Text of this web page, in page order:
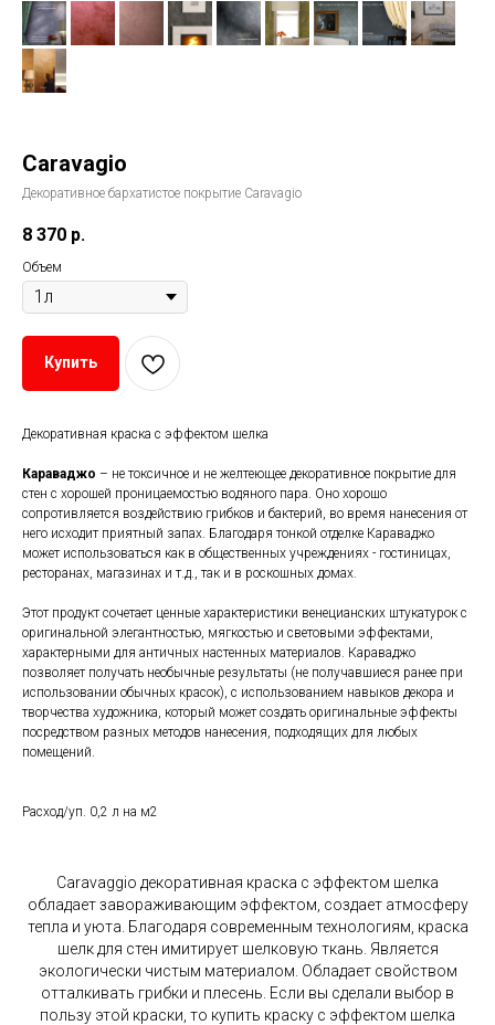
Caravagio
Декоративное бархатистое покрытие Caravagio
8 370 р.
Объем
Купить
Декоративная краска с эффектом шелка
Караваджо – не токсичное и не желтеющее декоративное покрытие для
стен с хорошей проницаемостью водяного пара. Оно хорошо
сопротивляется воздействию грибков и бактерий, во время нанесения от
него исходит приятный запах. Благодаря тонкой отделке Караваджо
может использоваться как в общественных учреждениях - гостиницах,
ресторанах, магазинах и т.д., так и в роскошных домах.
Этот продукт сочетает ценные характеристики венецианских штукатурок с
оригинальной элегантностью, мягкостью и световыми эффектами,
характерными для античных настенных материалов. Караваджо
позволяет получать необычные результаты (не получавшиеся ранее при
использовании обычных красок), с использованием навыков декора и
творчества художника, который может создать оригинальные эффекты
посредством разных методов нанесения, подходящих для любых
помещений.
Расход/уп. 0,2 л на м2
Caravaggio декоративная краска с эффектом шелка
обладает завораживающим эффектом, создает атмосферу
тепла и уюта. Благодаря современным технологиям, краска
шелк для стен имитирует шелковую ткань. Является
экологически чистым материалом. Обладает свойством
отталкивать грибки и плесень. Если вы сделали выбор в
пользу этой краски, то купить краску с эффектом шелка